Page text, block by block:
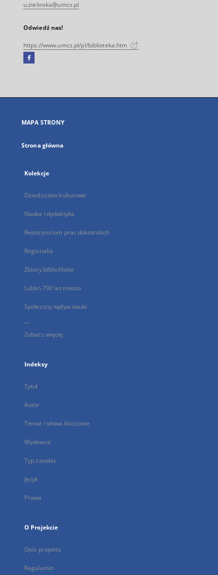
u.zielinska@umcs.pl
Odwiedź nas!
https://www.umcs.pl/pl/biblioteka.htm
Facebook
się
karcie
MAPA STRONY
Strona główna
Kolekcje
Dziedzictwo kulturowe
Nauka i dydaktyka
Repozytorium prac doktorskich
Regionalia
Zbiory bibliofilskie
Lublin 700 lat miasta
Społeczny wpływ nauki
...
Zobacz więcej
Indeksy
Tytuł
Autor
Temat i słowa kluczowe
Wydawca
Typ zasobu
Język
Prawa
O Projekcie
Opis projektu
Regulamin